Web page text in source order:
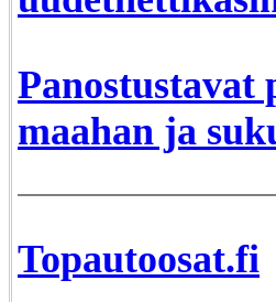
Panostustavat
maahan ja
Topautoosat.fi